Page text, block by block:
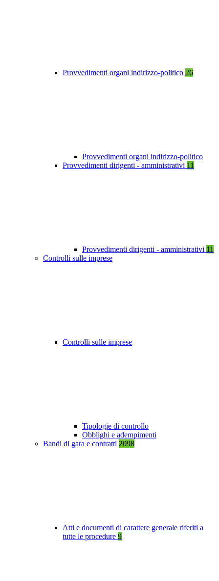
Provvedimenti organi indirizzo-politico 26
Provvedimenti organi indirizzo-politico
Provvedimenti dirigenti - amministrativi 11
Provvedimenti dirigenti - amministrativi 11
Controlli sulle imprese
Controlli sulle imprese
Tipologie di controllo
Obblighi e adempimenti
Bandi di gara e contratti 2098
Atti e documenti di carattere generale riferiti a
tutte le procedure 9